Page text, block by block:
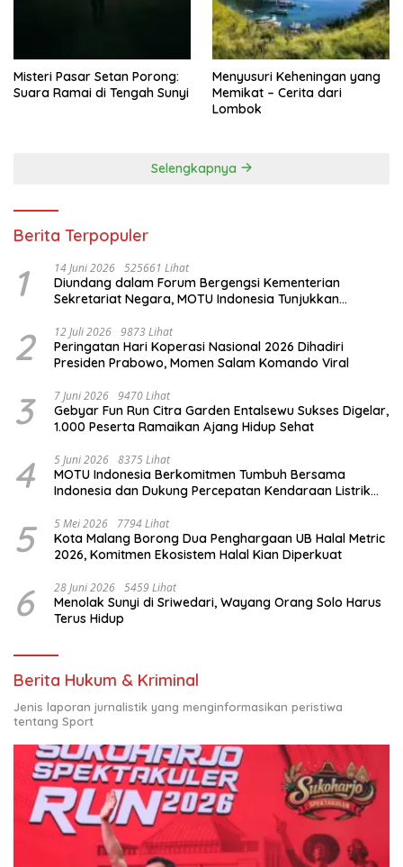
Misteri Pasar Setan Porong:
Suara Ramai di Tengah Sunyi
Menyusuri Keheningan yang
Memikat – Cerita dari
Lombok
Selengkapnya
Berita Terpopuler
1 14 Juni 2026 525661 Lihat
Diundang dalam Forum Bergengsi Kementerian
Sekretariat Negara, MOTU Indonesia Tunjukkan
2 12 Juli 2026 9873 Lihat
Peringatan Hari Koperasi Nasional 2026 Dihadiri
Presiden Prabowo, Momen Salam Komando Viral
3 7 Juni 2026 9470 Lihat
Gebyar Fun Run Citra Garden Entalsewu Sukses Digelar,
1.000 Peserta Ramaikan Ajang Hidup Sehat
4 5 Juni 2026 8375 Lihat
MOTU Indonesia Berkomitmen Tumbuh Bersama
Indonesia dan Dukung Percepatan Kendaraan Listrik
5 5 Mei 2026 7794 Lihat
Kota Malang Borong Dua Penghargaan UB Halal Metric
2026, Komitmen Ekosistem Halal Kian Diperkuat
6 28 Juni 2026 5459 Lihat
Menolak Sunyi di Sriwedari, Wayang Orang Solo Harus
Terus Hidup
Berita Hukum & Kriminal
Jenis laporan jurnalistik yang menginformasikan peristiwa
tentang Sport